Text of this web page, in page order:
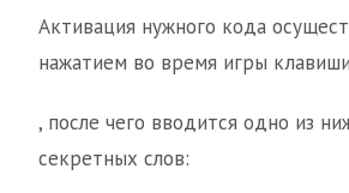
Активация нужного кода
нажатием во время игры клавиши
, после чего вводится одно из
секретных слов: